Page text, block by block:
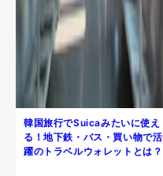
韓国旅行でSuicaみたいに使え
る！地下鉄・バス・買い物で活
躍のトラベルウォレットとは？